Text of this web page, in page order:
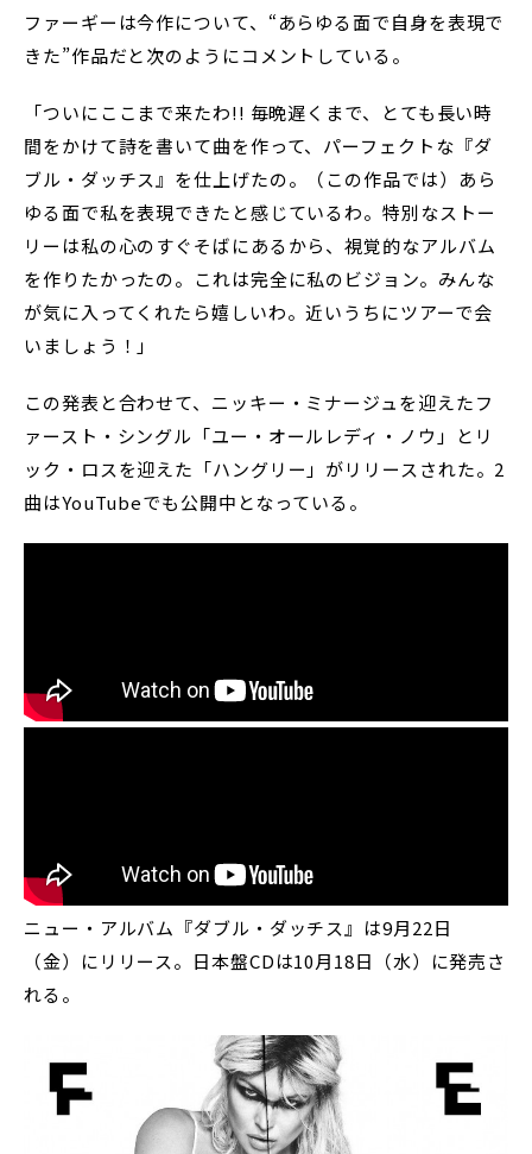
ファーギーは今作について、“あらゆる面で自身を表現で
きた”作品だと次のようにコメントしている。
「ついにここまで来たわ!! 毎晩遅くまで、とても長い時
間をかけて詩を書いて曲を作って、パーフェクトな『ダ
ブル・ダッチス』を仕上げたの。（この作品では）あら
ゆる面で私を表現できたと感じているわ。特別なストー
リーは私の心のすぐそばにあるから、視覚的なアルバム
を作りたかったの。これは完全に私のビジョン。みんな
が気に入ってくれたら嬉しいわ。近いうちにツアーで会
いましょう！」
この発表と合わせて、ニッキー・ミナージュを迎えたフ
ァースト・シングル「ユー・オールレディ・ノウ」とリ
ック・ロスを迎えた「ハングリー」がリリースされた。2
曲はYouTubeでも公開中となっている。
ニュー・アルバム『ダブル・ダッチス』は9月22日
（金）にリリース。日本盤CDは10月18日（水）に発売さ
れる。